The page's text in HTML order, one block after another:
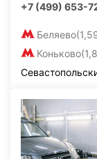
+7 (499) 653-
Беляево
Коньково